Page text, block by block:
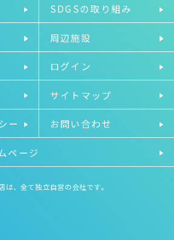
SDGSの取り組み
周辺施設
ログイン
サイトマップ
ー お問い合わせ
ページ
は、全て独立自営の会社です。